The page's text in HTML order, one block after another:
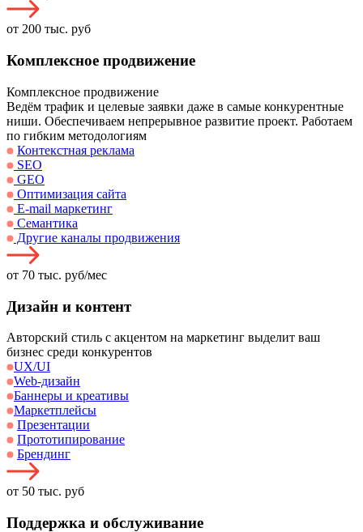
от 200 тыс. руб
Комплексное продвижение
Комплексное продвижение
Ведём трафик и целевые заявки даже в самые конкурентные
ниши. Обеспечиваем непрерывное развитие проект. Работаем
по гибким методологиям
Контекстная реклама
SEO
GEO
Оптимизация сайта
E-mail маркетинг
Семантика
Другие каналы продвижения
от 70 тыс. руб/мес
Дизайн и контент
Авторский стиль с акцентом на маркетинг выделит ваш
бизнес среди конкурентов
UX/UI
Web-дизайн
Баннеры и креативы
Маркетплейсы
Презентации
Прототипирование
Брендинг
от 50 тыс. руб
Поддержка и обслуживание